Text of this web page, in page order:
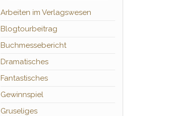
Arbeiten im Verlagswesen
Blogtourbeitrag
Buchmessebericht
Dramatisches
Fantastisches
Gewinnspiel
Gruseliges